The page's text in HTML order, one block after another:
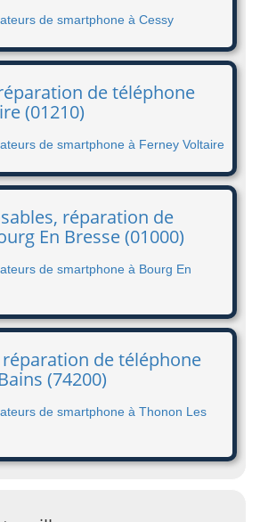
de smartphone à Cessy
de téléphone
(01210)
de smartphone à Ferney Voltaire
réparation de
En Bresse (01000)
de smartphone à Bourg En
réparation de téléphone
(74200)
de smartphone à Thonon Les